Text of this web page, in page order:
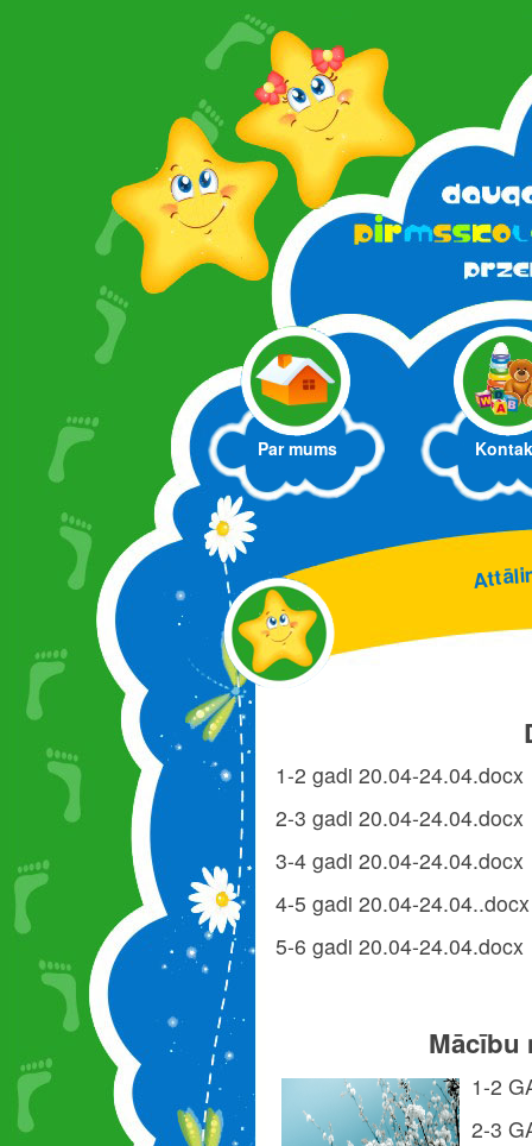
Par mums
Attāli
1-2 gadi 20.04-24.04.docx
2-3 gadi 20.04-24.04.docx
3-4 gadi 20.04-24.04.docx
4-5 gadi 20.04-24.04..docx
5-6 gadi 20.04-24.04.docx
Mācību
1-2
2-3